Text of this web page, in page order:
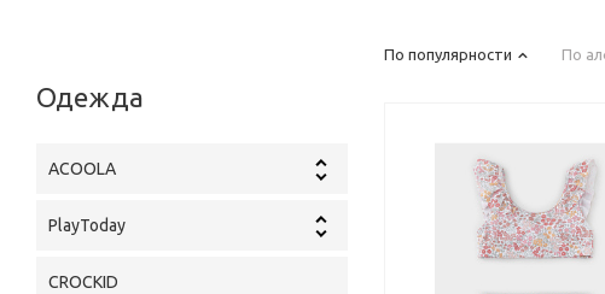
По популярности По
Одежда
ACOOLA
PlayToday
CROCKID